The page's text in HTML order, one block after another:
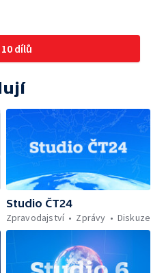
dílů
Studio ČT24
Zpravodajství
Zprávy Diskuze